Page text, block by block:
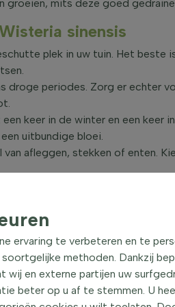
groeien, mits deze goed
sinensis
plek in uw tuin. Het beste
droge periodes. Zorg er echter
keer in de winter en een keer
uitbundige bloei.
afleggen, stekken of enten.
niet goed bestand is tegen
ervaring te verbeteren en te
methoden. Dankzij
wij en externe partijen uw
beter op u af te stemmen. U